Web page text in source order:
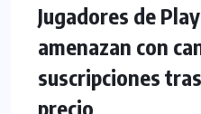
Jugadores de
amenazan con
suscripciones
precio